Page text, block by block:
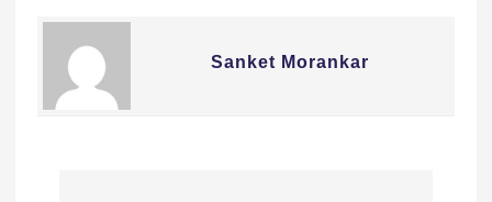
Sanket Morankar